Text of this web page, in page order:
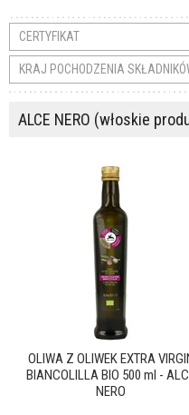
CERTYFIKAT
KRAJ POCHODZENIA
ALCE NERO (włoskie
OLIWA Z OLIWEK EXTRA
BIANCOLILLA BIO 500 ml -
NERO